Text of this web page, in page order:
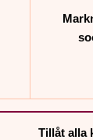
Tillåt alla
Uppsala